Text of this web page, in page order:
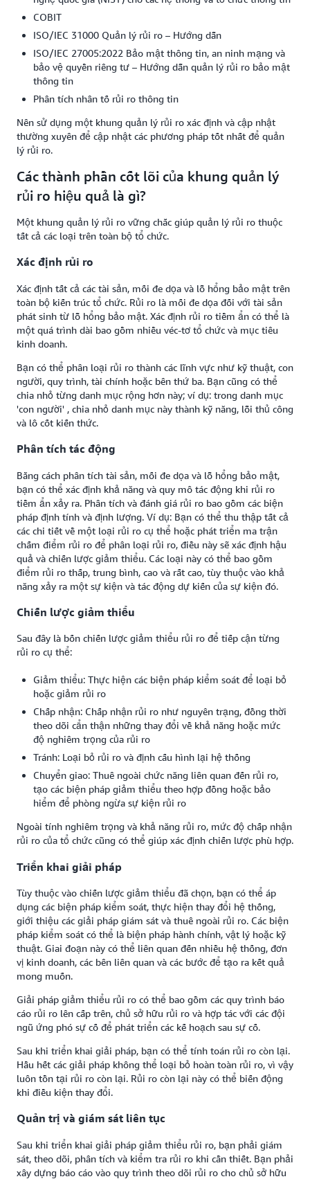
COBIT
ISO/IEC 31000 Quản lý rủi ro – Hướng dẫn
ISO/IEC 27005:2022 Bảo mật thông tin, an ninh mạng và
bảo vệ quyền riêng tư – Hướng dẫn quản lý rủi ro bảo mật
thông tin
Phân tích nhân tố rủi ro thông tin
Nên sử dụng một khung quản lý rủi ro xác định và cập nhật
thường xuyên để cập nhật các phương pháp tốt nhất để quản
lý rủi ro.
Các thành phần cốt lõi của khung quản lý
rủi ro hiệu quả là gì?
Một khung quản lý rủi ro vững chắc giúp quản lý rủi ro thuộc
tất cả các loại trên toàn bộ tổ chức.
Xác định rủi ro
Xác định tất cả các tài sản, mối đe dọa và lỗ hổng bảo mật trên
toàn bộ kiến trúc tổ chức. Rủi ro là mối đe dọa đối với tài sản
phát sinh từ lỗ hổng bảo mật. Xác định rủi ro tiềm ẩn có thể là
một quá trình dài bao gồm nhiều véc-tơ tổ chức và mục tiêu
kinh doanh.
Bạn có thể phân loại rủi ro thành các lĩnh vực như kỹ thuật, con
người, quy trình, tài chính hoặc bên thứ ba. Bạn cũng có thể
chia nhỏ từng danh mục rộng hơn này; ví dụ: trong danh mục
'con người' , chia nhỏ danh mục này thành kỹ năng, lỗi thủ công
và lô cốt kiến thức.
Phân tích tác động
Bằng cách phân tích tài sản, mối đe dọa và lỗ hổng bảo mật,
bạn có thể xác định khả năng và quy mô tác động khi rủi ro
tiềm ẩn xảy ra. Phân tích và đánh giá rủi ro bao gồm các biện
pháp định tính và định lượng. Ví dụ: Bạn có thể thu thập tất cả
các chi tiết về một loại rủi ro cụ thể hoặc phát triển ma trận
chấm điểm rủi ro để phân loại rủi ro, điều này sẽ xác định hậu
quả và chiến lược giảm thiểu. Các loại này có thể bao gồm
điểm rủi ro thấp, trung bình, cao và rất cao, tùy thuộc vào khả
năng xảy ra một sự kiện và tác động dự kiến của sự kiện đó.
Chiến lược giảm thiểu
Sau đây là bốn chiến lược giảm thiểu rủi ro để tiếp cận từng
rủi ro cụ thể:
Giảm thiểu: Thực hiện các biện pháp kiểm soát để loại bỏ
hoặc giảm rủi ro
Chấp nhận: Chấp nhận rủi ro như nguyên trạng, đồng thời
theo dõi cẩn thận những thay đổi về khả năng hoặc mức
độ nghiêm trọng của rủi ro
Tránh: Loại bỏ rủi ro và định cấu hình lại hệ thống
Chuyển giao: Thuê ngoài chức năng liên quan đến rủi ro,
tạo các biện pháp giảm thiểu theo hợp đồng hoặc bảo
hiểm để phòng ngừa sự kiện rủi ro
Ngoài tính nghiêm trọng và khả năng rủi ro, mức độ chấp nhận
rủi ro của tổ chức cũng có thể giúp xác định chiến lược phù hợp.
Triển khai giải pháp
Tùy thuộc vào chiến lược giảm thiểu đã chọn, bạn có thể áp
dụng các biện pháp kiểm soát, thực hiện thay đổi hệ thống,
giới thiệu các giải pháp giám sát và thuê ngoài rủi ro. Các biện
pháp kiểm soát có thể là biện pháp hành chính, vật lý hoặc kỹ
thuật. Giai đoạn này có thể liên quan đến nhiều hệ thống, đơn
vị kinh doanh, các bên liên quan và các bước để tạo ra kết quả
mong muốn.
Giải pháp giảm thiểu rủi ro có thể bao gồm các quy trình báo
cáo rủi ro lên cấp trên, chủ sở hữu rủi ro và hợp tác với các đội
ngũ ứng phó sự cố để phát triển các kế hoạch sau sự cố.
Sau khi triển khai giải pháp, bạn có thể tính toán rủi ro còn lại.
Hầu hết các giải pháp không thể loại bỏ hoàn toàn rủi ro, vì vậy
luôn tồn tại rủi ro còn lại. Rủi ro còn lại này có thể biến động
khi điều kiện thay đổi.
Quản trị và giám sát liên tục
Sau khi triển khai giải pháp giảm thiểu rủi ro, bạn phải giám
sát, theo dõi, phân tích và kiểm tra rủi ro khi cần thiết. Bạn phải
xây dựng báo cáo vào quy trình theo dõi rủi ro cho chủ sở hữu